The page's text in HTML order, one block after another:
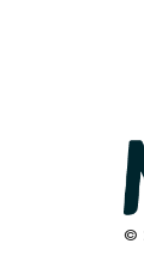
©